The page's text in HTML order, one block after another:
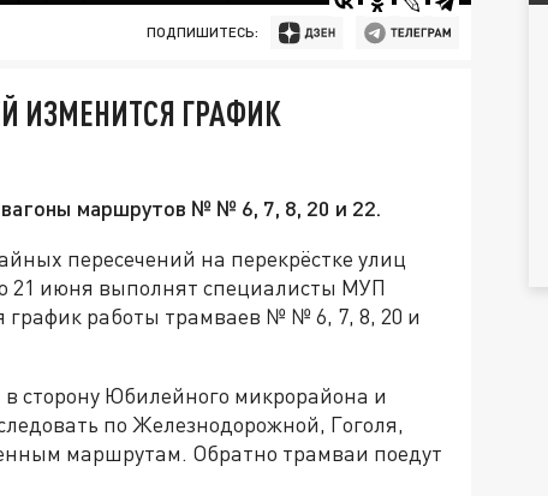
ПОДПИШИТЕСЬ:
ИЗМЕНИТСЯ ГРАФИК
маршрутов № № 6, 7, 8, 20 и 22.
пересечений на перекрёстке улиц
21 июня выполнят специалисты МУП
работы трамваев № № 6, 7, 8, 20 и
Юбилейного микрорайона и
по Железнодорожной, Гоголя,
маршрутам. Обратно трамваи поедут